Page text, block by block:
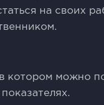
на своих
в котором можно